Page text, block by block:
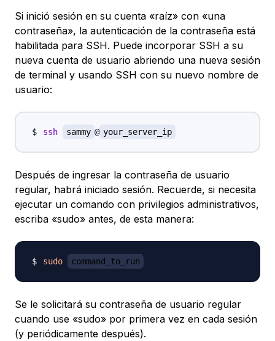
Si inició sesión en su cuenta «raíz» con «una
contraseña», la autenticación de la contraseña está
habilitada para SSH. Puede incorporar SSH a su
nueva cuenta de usuario abriendo una nueva sesión
de terminal y usando SSH con su nuevo nombre de
usuario:
ssh sammy @ your_server_ip
Después de ingresar la contraseña de usuario
regular, habrá iniciado sesión. Recuerde, si necesita
ejecutar un comando con privilegios administrativos,
escriba «sudo» antes, de esta manera:
sudo command_to_run
Se le solicitará su contraseña de usuario regular
cuando use «sudo» por primera vez en cada sesión
(y periódicamente después).